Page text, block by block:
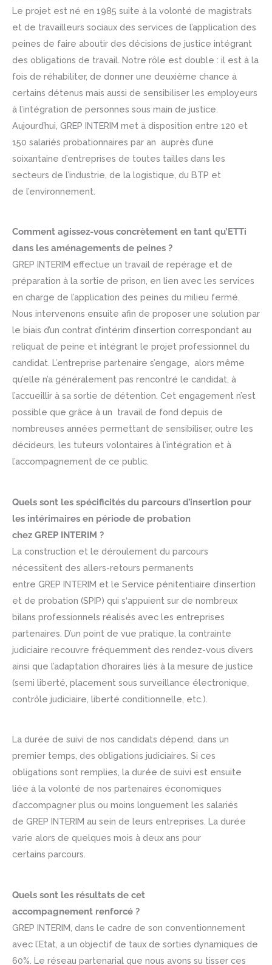
Le projet est né en 1985 suite à la volonté de magistrats
et de travailleurs sociaux des services de l’application des
peines de faire aboutir des décisions de justice intégrant
des obligations de travail. Notre rôle est double : il est à la
fois de réhabiliter, de donner une deuxième chance à
certains détenus mais aussi de sensibiliser les employeurs
à l’intégration de personnes sous main de justice.
Aujourd’hui, GREP INTERIM met à disposition entre 120 et
150 salariés probationnaires par an auprès d’une
soixantaine d’entreprises de toutes tailles dans les
secteurs de l’industrie, de la logistique, du BTP et
de l’environnement.
Comment agissez-vous concrètement en tant qu’ETTi
dans les aménagements de peines ?
GREP INTERIM effectue un travail de repérage et de
préparation à la sortie de prison, en lien avec les services
en charge de l’application des peines du milieu fermé.
Nous intervenons ensuite afin de proposer une solution par
le biais d’un contrat d’intérim d’insertion correspondant au
reliquat de peine et intégrant le projet professionnel du
candidat. L’entreprise partenaire s’engage, alors même
qu’elle n’a généralement pas rencontré le candidat, à
l’accueillir à sa sortie de détention. Cet engagement n’est
possible que grâce à un travail de fond depuis de
nombreuses années permettant de sensibiliser, outre les
décideurs, les tuteurs volontaires à l’intégration et à
l’accompagnement de ce public.
Quels sont les spécificités du parcours d’insertion pour
les intérimaires en période de probation
chez GREP INTERIM ?
La construction et le déroulement du parcours
nécessitent des allers-retours permanents
entre GREP INTERIM et le Service pénitentiaire d’insertion
et de probation (SPIP) qui s‘appuient sur de nombreux
bilans professionnels réalisés avec les entreprises
partenaires. D’un point de vue pratique, la contrainte
judiciaire recouvre fréquemment des rendez-vous divers
ainsi que l’adaptation d’horaires liés à la mesure de justice
(semi liberté, placement sous surveillance électronique,
contrôle judiciaire, liberté conditionnelle, etc.).
La durée de suivi de nos candidats dépend, dans un
premier temps, des obligations judiciaires. Si ces
obligations sont remplies, la durée de suivi est ensuite
liée à la volonté de nos partenaires économiques
d’accompagner plus ou moins longuement les salariés
de GREP INTERIM au sein de leurs entreprises. La durée
varie alors de quelques mois à deux ans pour
certains parcours.
Quels sont les résultats de cet
accompagnement renforcé ?
GREP INTERIM, dans le cadre de son conventionnement
avec l’Etat, a un objectif de taux de sorties dynamiques de
60%. Le réseau partenarial que nous avons su tisser ces